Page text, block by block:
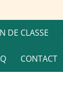
DE CLASSE
CONTACT